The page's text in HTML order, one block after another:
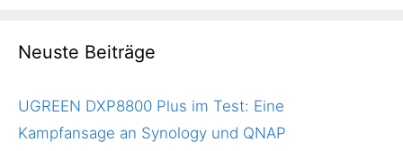
Neuste Beiträge
UGREEN DXP8800 Plus im Test: Eine
Kampfansage an Synology und QNAP